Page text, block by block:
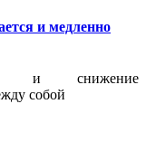
и медленно
и снижение
собой